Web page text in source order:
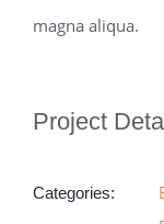
magna aliqua.
Project
Categories: